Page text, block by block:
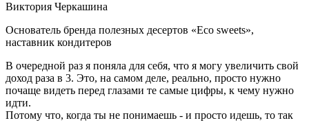
Виктория Черкашина
Основатель бренда полезных десертов «Eco sweets»,
наставник кондитеров
В очередной раз я поняла для себя, что я могу увеличить свой
доход раза в 3. Это, на самом деле, реально, просто нужно
почаще видеть перед глазами те самые цифры, к чему нужно
идти.
Потому что, когда ты не понимаешь - и просто идешь, то так